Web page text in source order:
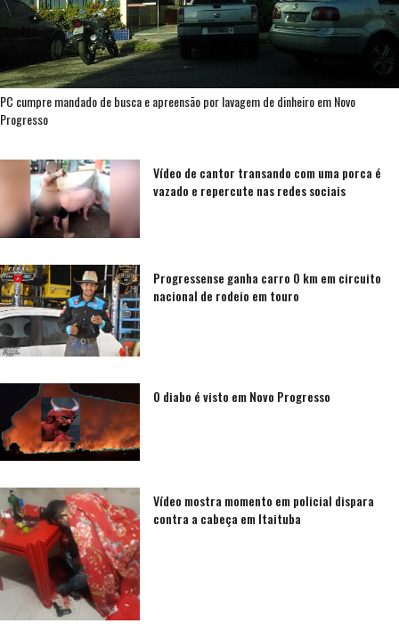
PC cumpre mandado de busca e apreensão por lavagem de dinheiro em Novo
Progresso
Vídeo de cantor transando com uma porca é
vazado e repercute nas redes sociais
Progressense ganha carro 0 km em circuito
nacional de rodeio em touro
O diabo é visto em Novo Progresso
Vídeo mostra momento em policial dispara
contra a cabeça em Itaituba